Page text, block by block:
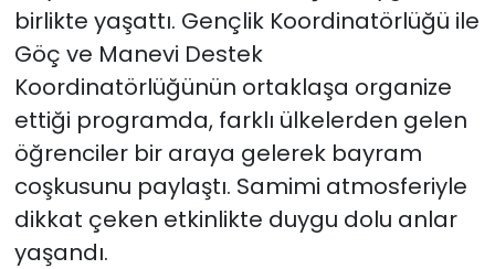
birlikte yaşattı. Gençlik Koordinatörlüğü ile
Göç ve Manevi Destek
Koordinatörlüğünün ortaklaşa organize
ettiği programda, farklı ülkelerden gelen
öğrenciler bir araya gelerek bayram
coşkusunu paylaştı. Samimi atmosferiyle
dikkat çeken etkinlikte duygu dolu anlar
yaşandı.